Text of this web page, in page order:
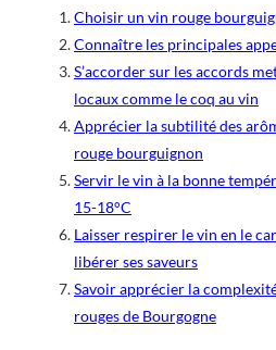
Choisir un vin rouge
Connaître les principales
S’accorder sur les accords
locaux comme le coq au vin
Apprécier la subtilité des
rouge bourguignon
Servir le vin à la bonne
15-18°C
Laisser respirer le vin en le
libérer ses saveurs
Savoir apprécier la
rouges de Bourgogne